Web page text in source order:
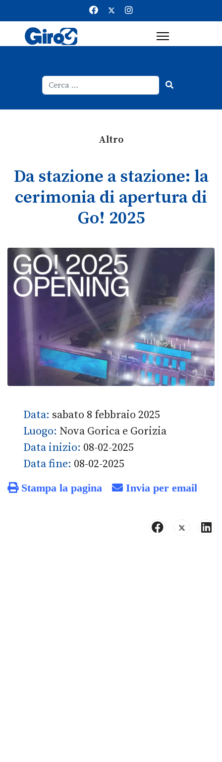
Altro
Da stazione a stazione: la
cerimonia di apertura di
Go! 2025
Data: sabato 8 febbraio 2025
Luogo: Nova Gorica e Gorizia
Data inizio: 08-02-2025
Data fine: 08-02-2025
Stampa la pagina Invia per email